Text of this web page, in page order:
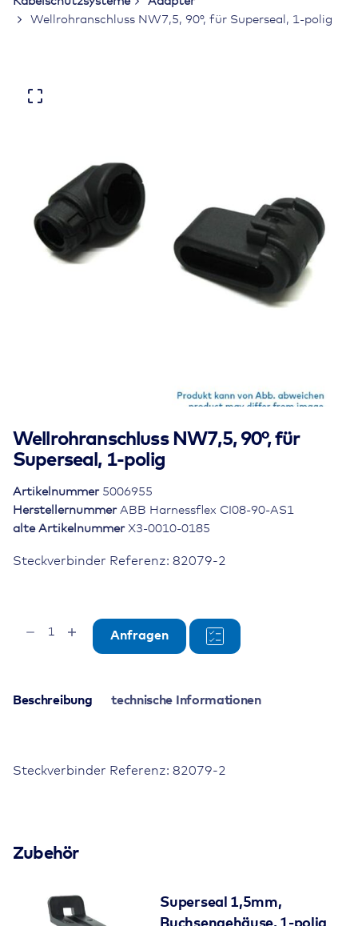
Wellrohranschluss NW7,5, 90°, für Superseal, 1-polig
Wellrohranschluss NW7,5, 90°, für
Superseal, 1-polig
alte Artikelnummer X3-0010-0185
Herstellernummer ABB Harnessflex CI08-90-AS1
Artikelnummer 5006955
Steckverbinder Referenz: 82079-2
Wellrohranschluss
Superseal,
Anfragen
Beschreibung technische Informationen
Steckverbinder Referenz: 82079-2
Schutzgrad
Zubehör
Superseal 1,5mm,